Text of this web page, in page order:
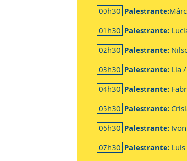
00h30 Palestrante:
01h30 Palestrante:
02h30 Palestrante:
03h30 Palestrante: Lia /
04h30 Palestrante:
05h30 Palestrante:
06h30 Palestrante:
07h30 Palestrante: